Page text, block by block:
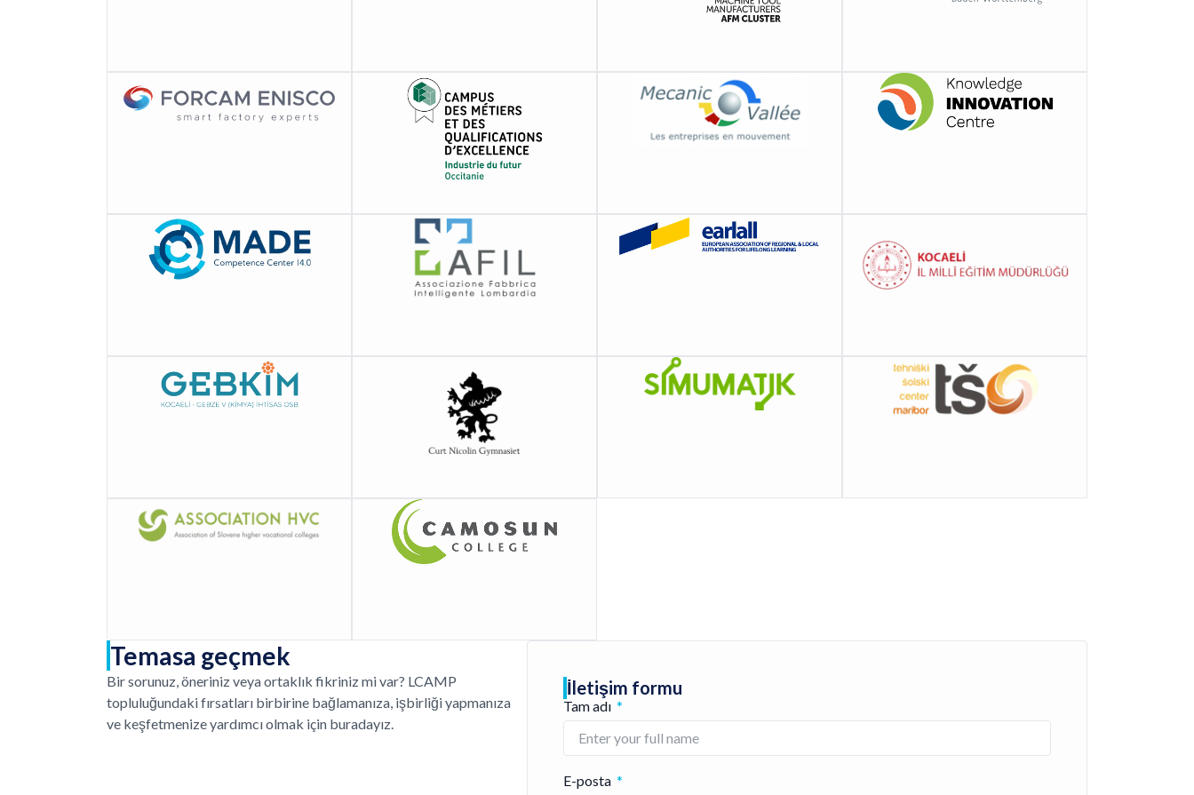
Temasa geçmek
Bir sorunuz, öneriniz veya ortaklık fikriniz mi var? LCAMP
topluluğundaki fırsatları birbirine bağlamanıza, işbirliği yapmanıza
ve keşfetmenize yardımcı olmak için buradayız.
İletişim formu
Tam adı
E-posta